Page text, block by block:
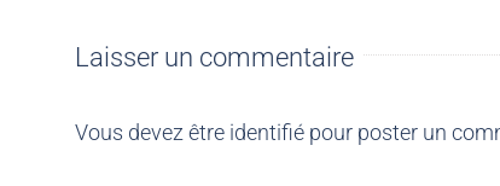
Laisser un commentaire
Vous devez être identifié pour poster un